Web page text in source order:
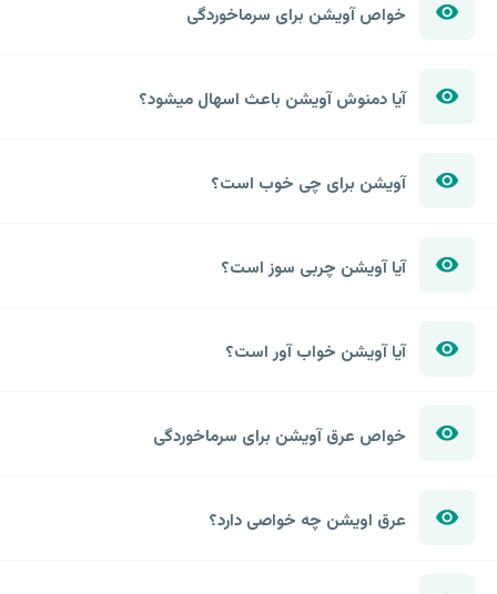
خواص آویشن برای سرماخوردگی
آیا دمنوش آویشن باعث اسهال میشود؟
آویشن برای چی خوب است؟
آیا آویشن چربی سوز است؟
آیا آویشن خواب آور است؟
خواص عرق آویشن برای سرماخوردگی
عرق اویشن چه خواصی دارد؟